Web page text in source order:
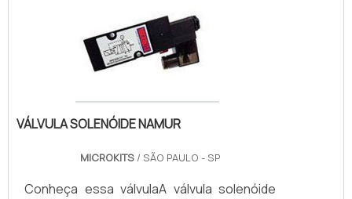
realização assertiva do procedi.
VÁLVULA SOLENÓIDE NAMUR
MICROKITS/ SÃO PAULO - SP
Conheça essa válvulaA válvula solenóide